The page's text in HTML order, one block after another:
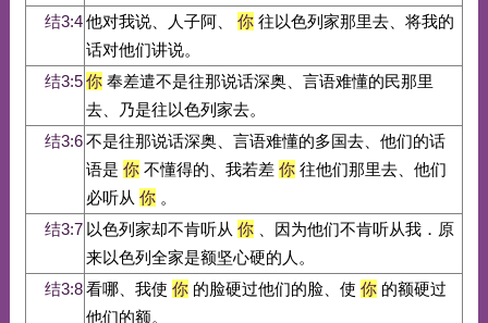
结3:4他对我说、人子阿、 你往以色列家那里去、将我的
话对他们讲说。
结3:5你奉差遣不是往那说话深奥、言语难懂的民那里
去、乃是往以色列家去。
结3:6不是往那说话深奥、言语难懂的多国去、他们的话
语是 你不懂得的、我若差 你往他们那里去、他们
必听从 你。
结3:7 以色列家却不肯听从 你、因为他们不肯听从我．原
来以色列全家是额坚心硬的人。
结3:8看哪、我使 你的脸硬过他们的脸、使 你的额硬过
他们的额。